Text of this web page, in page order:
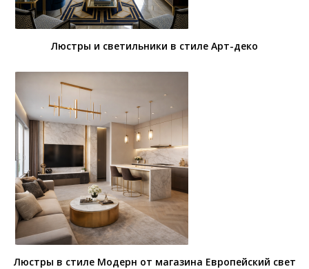
Люстры и светильники в стиле Арт-деко
Люстры в стиле Модерн от магазина Европейский свет